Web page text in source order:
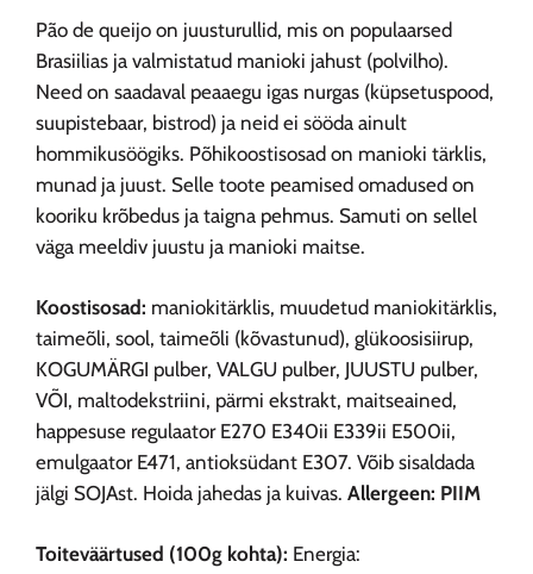
Pão de queijo on juusturullid, mis on populaarsed
Brasiilias ja valmistatud manioki jahust (polvilho).
Need on saadaval peaaegu igas nurgas (küpsetuspood,
suupistebaar, bistrod) ja neid ei sööda ainult
hommikusöögiks. Põhikoostisosad on manioki tärklis,
munad ja juust. Selle toote peamised omadused on
kooriku krõbedus ja taigna pehmus. Samuti on sellel
väga meeldiv juustu ja manioki maitse.
Koostisosad: maniokitärklis, muudetud maniokitärklis,
taimeõli, sool, taimeõli (kõvastunud), glükoosisiirup,
KOGUMÄRGI pulber, VALGU pulber, JUUSTU pulber,
VÕI, maltodekstriini, pärmi ekstrakt, maitseained,
happesuse regulaator E270 E340ii E339ii E500ii,
emulgaator E471, antioksüdant E307. Võib sisaldada
jälgi SOJAst. Hoida jahedas ja kuivas. Allergeen: PIIM
Toiteväärtused (100g kohta): Energia: